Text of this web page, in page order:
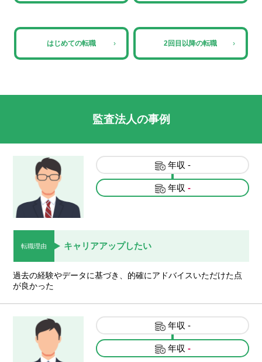
はじめての転職 › 2回目以降の転職 ›
監査法人の事例
年収 -
年収 -
転職理由 キャリアアップしたい
過去の経験やデータに基づき、的確にアドバイスいただけた点
が良かった
年収 -
年収 -